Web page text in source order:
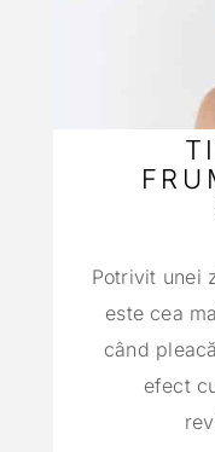
Potrivit unei
este cea
când
efect